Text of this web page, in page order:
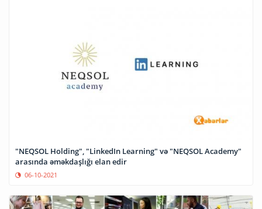
"NEQSOL Holding", "LinkedIn Learning" və "NEQSOL Academy"
arasında əməkdaşlığı elan edir
06-10-2021